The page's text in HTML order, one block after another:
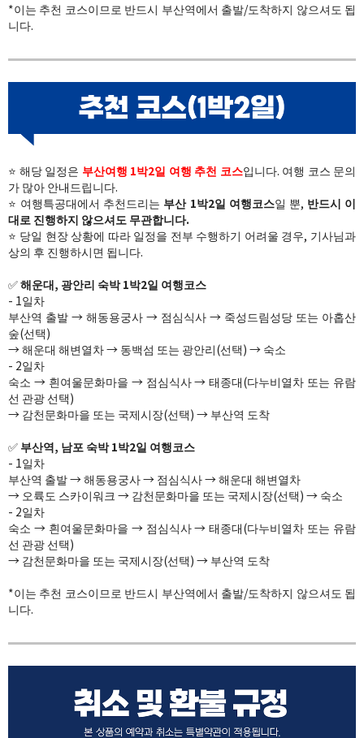
*이는 추천 코스이므로 반드시 부산역에서 출발/도착하지 않으셔도 됩
니다.​
⭐ 해당 일정은 부산여행 1박2일 여행 추천 코스입니다. 여행 코스 문의
가 많아 안내드립니다.
⭐​ 여행특공대에서 추천드리는 부산 1박2일 여행코스일 뿐, 반드시 이
대로 진행하지 않으셔도 무관합니다.
⭐ 당일 현장 상황에 따라 일정을 전부 수행하기 어려울 경우, 기사님과
상의 후 진행하시면 됩니다.​
✅해운대, 광안리 숙박 1박2일 여행코스
- 1일차
부산역 출발 → 해동용궁사 → 점심식사 → 죽성드림성당 또는 아홉산
숲(선택)
→ 해운대 해변열차 → 동백섬 또는 광안리(선택) →​ 숙소
- 2일차
숙소 →​ 흰여울문화마을 ​→​ ​점심식사​ → 태종대(다누비열차 또는 유람
선 관광 선택)
​→​ ​감천문화마을 또는 국제시장(선택)​ →​ 부산역​ 도착
✅ 부산역, 남포 숙박 1박2일 여행코스
- 1일차
부산역 출발 → 해동용궁사 → 점심식사 → 해운대 해변열차​
→ 오륙도 스카이워크 → ​감천문화마을 또는 국제시장(선택)​ →​ 숙소
- 2일차​
숙소 →​ 흰여울문화마을 ​→​ ​점심식사​ → ​태종대(다누비열차 또는 유람
선 관광 선택)
​→​ ​감천문화마을 또는 국제시장(선택)​ →​ 부산역​ 도착​
*이는 추천 코스이므로 반드시 부산역에서 출발/도착하지 않으셔도 됩
니다.